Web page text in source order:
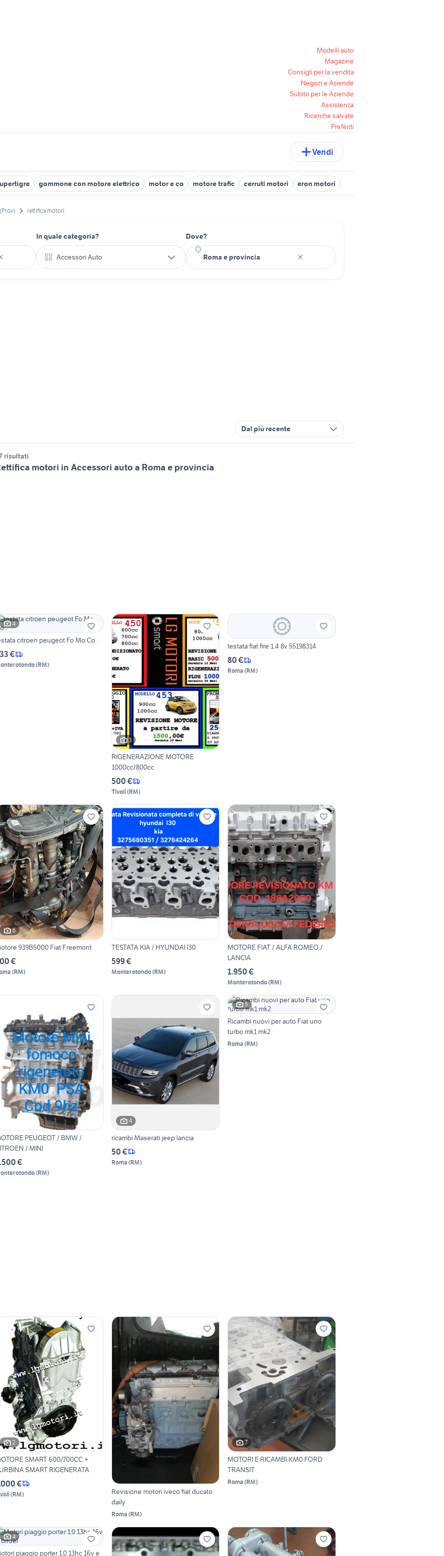
Modelli auto
Magazine
Consigli per la vendita
Negozi e Aziende
Subito per le Aziende
Assistenza
Ricerche salvate
Preferiti
Vendi
gommone con motore elettrico motor e co motore trafic cerruti motori eron motori
rettifica motori
In quale categoria?
Accessori Auto
Dove?
Dal più recente
risultati
motori in Accessori auto a Roma e provincia
4
testata citroen peugeot Fo Mo Co .
€
(RM)
3
RIGENERAZIONE MOTORE
1000cc/800cc
500 €
Tivoli(RM)
testata fiat fire 1.4 8v 55198314
80 €
Roma (RM)
6
939B5000 Fiat Freemont
€
(RM)
TESTATA KIA / HYUNDAI I30
599 €
Monterotondo(RM)
MOTORE FIAT / ALFA ROMEO /
LANCIA
1.950 €
Monterotondo(RM)
PEUGEOT / BMW /
/ MINI
€
(RM)
4
ricambi Maserati jeep lancia
50 €
Roma (RM)
5
Ricambi nuovi per auto Fiat uno
turbo mk1 mk2
Roma (RM)
2
SMART 600/700CC +
SMART RIGENERATA
€
(RM)
Revisione motori iveco fiat ducato
daily
Roma (RM)
7
MOTORI E RICAMBI KM0 FORD
TRANSIT
Roma (RM)
4
piaggio porter 1.0 13hc 16v e